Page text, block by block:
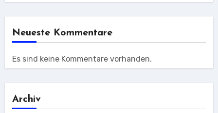
Neueste Kommentare
Es sind keine Kommentare vorhanden.
Archiv